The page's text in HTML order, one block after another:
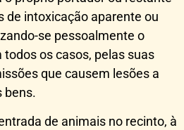
de intoxicação aparente ou
se pessoalmente o
os casos, pelas suas
que causem lesões a
bens.
de animais no recinto, à